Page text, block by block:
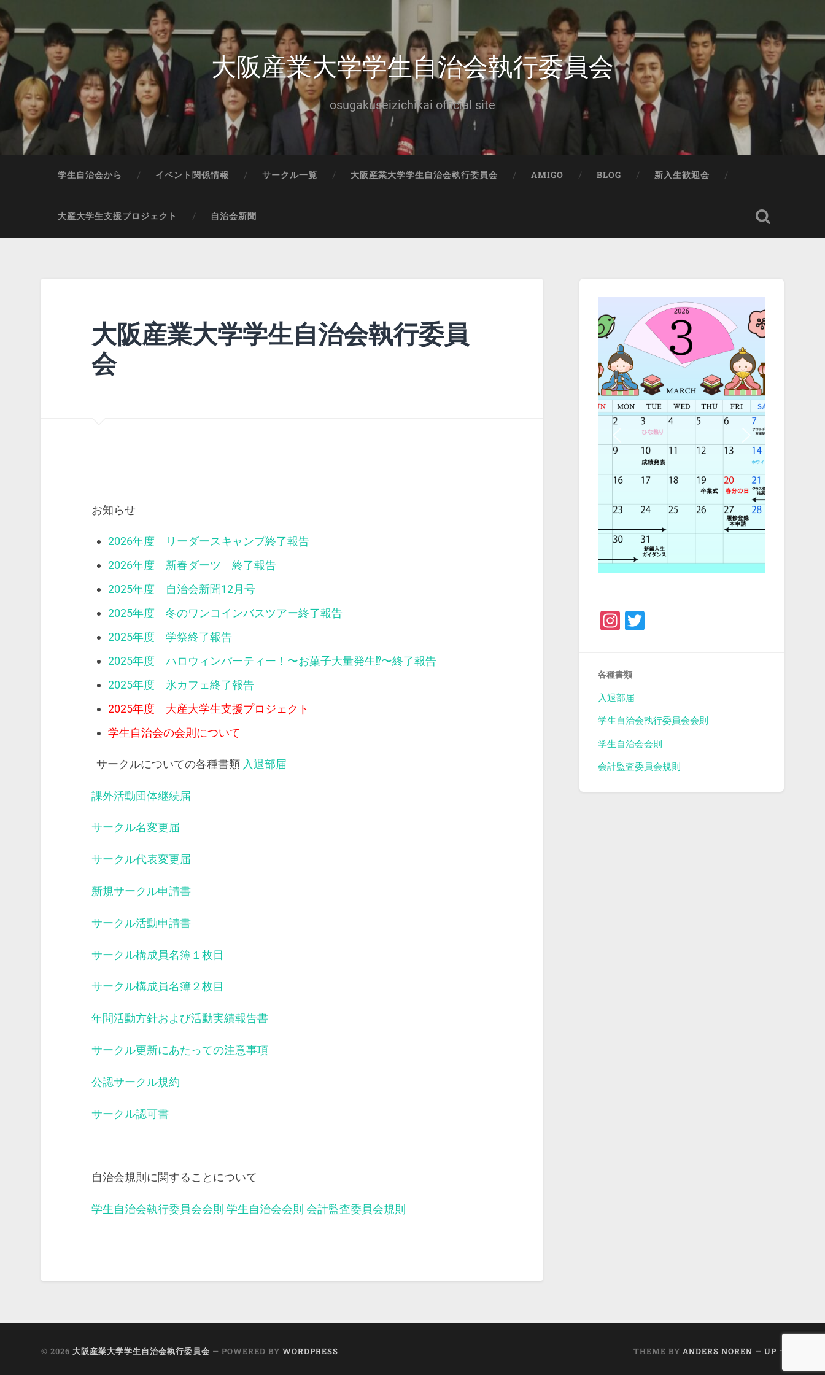
大阪産業大学学生自治会執行委員会
osugakuseizichikai official site
学生自治会から イベント関係情報 サークル一覧 大阪産業大学学生自治会執行委員会 AMIGO BLOG 新入生歓迎会
大産大学生支援プロジェクト 自治会新聞
大阪産業大学学生自治会執行委員
会
お知らせ
2026年度 リーダースキャンプ終了報告
2026年度 新春ダーツ 終了報告
2025年度 自治会新聞12月号
2025年度 冬のワンコインバスツアー終了報告
2025年度 学祭終了報告
2025年度 ハロウィンパーティー！〜お菓子大量発生⁉︎〜終了報告
2025年度 氷カフェ終了報告
2025年度 大産大学生支援プロジェクト
学生自治会の会則について
サークルについての各種書類 入退部届
課外活動団体継続届
サークル名変更届
サークル代表変更届
新規サークル申請書
サークル活動申請書
サークル構成員名簿１枚目
サークル構成員名簿２枚目
年間活動方針および活動実績報告書
サークル更新にあたっての注意事項
公認サークル規約
サークル認可書
自治会規則に関することについて
学生自治会執行委員会会則 学生自治会会則 会計監査委員会規則
Instagram
各種書類
入退部届
学生自治会執行委員会会則
学生自治会会則
会計監査委員会規則
© 2026 大阪産業大学学生自治会執行委員会 — POWERED BYWORDPRESS THEME BY ANDERS NOREN — UP ↑